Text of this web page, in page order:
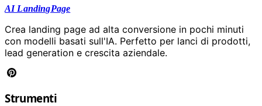
AI LandingPage
Crea landing page ad alta conversione in pochi minuti
con modelli basati sull'IA. Perfetto per lanci di prodotti,
lead generation e crescita aziendale.
Strumenti